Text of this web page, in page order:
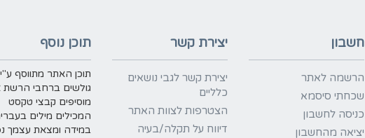
חשבון
הרשמה לאתר
שכחתי סיסמא
כניסה לחשבון
יציאה מהחשבון
יצירת קשר
יצירת קשר לגבי נושאים
כלליים
הצטרפות לצוות האתר
דיווח על תקלה/בעיה
תוכן נוסף
תוכן האתר מתווסף ע"י
גולשים ברחבי
מוסיפים קבצי טקסט
המכילים מילים
במידה ומצאת עצמך